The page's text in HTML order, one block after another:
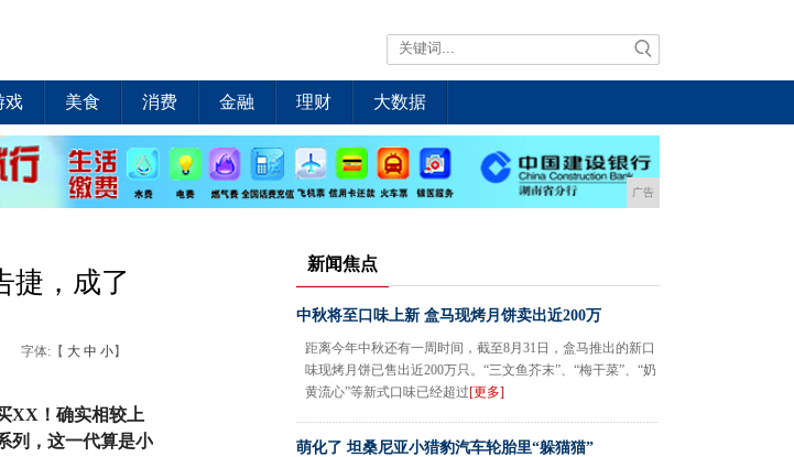
戏 美食 消费 金融 理财 大数据
广告
捷，成了
字体:【 大 中 小】
XX！确实相较上
列，这一代算是小
新闻焦点
中秋将至口味上新 盒马现烤月饼卖出近200万
距离今年中秋还有一周时间，截至8月31日，盒马推出的新口
味现烤月饼已售出近200万只。“三文鱼芥末”、“梅干菜”、“奶
黄流心”等新式口味已经超过[更多]
萌化了 坦桑尼亚小猎豹汽车轮胎里“躲猫猫”